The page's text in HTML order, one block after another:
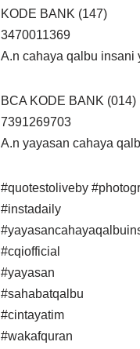
KODE BANK (147)
3470011369
A.n cahaya qalbu insani
BCA KODE BANK (014)
7391269703
A.n yayasan cahaya
#quotestoliveby
#instadaily
#cqiofficial
#yayasan
#sahabatqalbu
#cintayatim
#wakafquran